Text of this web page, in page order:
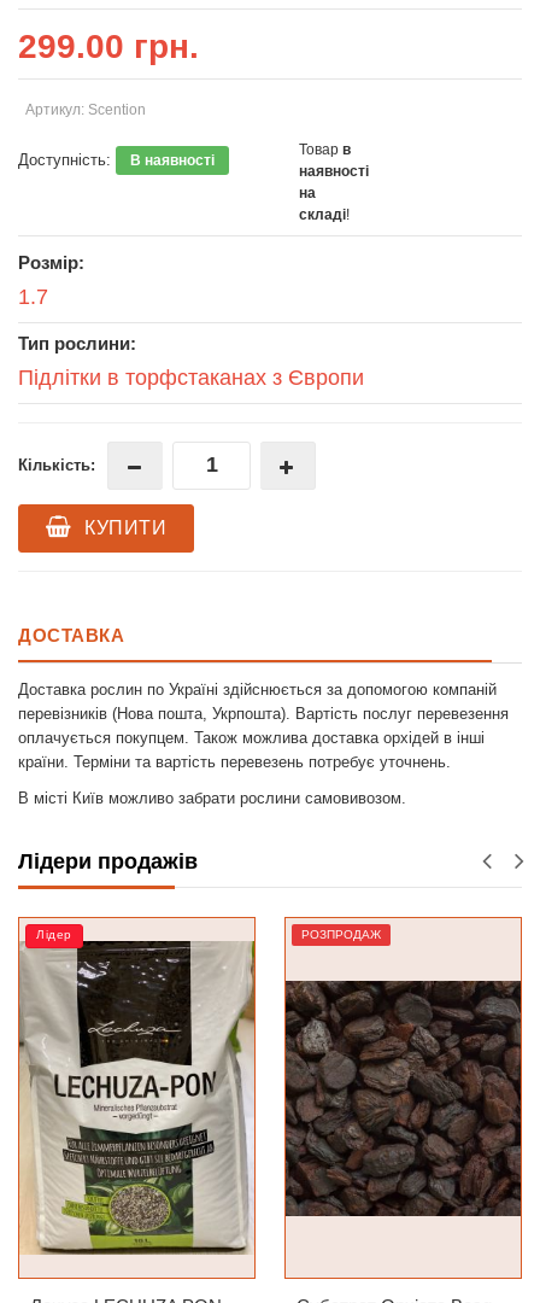
299.00 грн.
Артикул: Scention
Доступність: В наявності
Товар в
наявності
на
складі!
Розмір:
1.7
Тип рослини:
Підлітки в торфстаканах з Європи
Кількість:
КУПИТИ
ДОСТАВКА
Доставка рослин по Україні здійснюється за допомогою компаній
перевізників (Нова пошта, Укрпошта). Вартість послуг перевезення
оплачується покупцем. Також можлива доставка орхідей в інші
країни. Терміни та вартість перевезень потребує уточнень.
В місті Київ можливо забрати рослини самовивозом.
Лідери продажів